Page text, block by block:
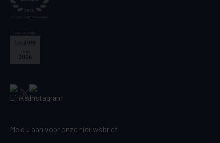
Meld u aan voor onze nieuwsbrief